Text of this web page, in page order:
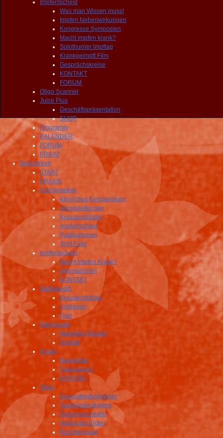
Impfentscheid
Was man Wissen muss!
Impfen Nebenwirkungen
Kongresse Symposien
Macht impfen krank?
Solothurner Impftag
Krankgeimpft Film
Gesprächskreise
KONTAKT
FORUM
Oligo Scanner
Juice Plus
Geschäftspräsentation
SHOP
Programm
KALENDER
FORUM
PRIVAT
Broschüren
START
PRAXIS
Homöopathie
Klinisches Kompendium
Veranstaltungen
Kreuzworträtsel
Impfentscheid
Publikationen
SVH Folio
Impfentscheid
Macht Impfen Krank?
Informationen
KONTAKT
Wettbewerb
Kreuzworträtsel
Umfragen
Quiz
Webmaster
Marketing Report
Kontakt
Praxis
Newsletter
Fragebogen
KONTAKT
Shop
Gesundheitsratgeber
Taschenapotheken
Erdungsprodukte
Heilendes Erden
Rechtsregulat